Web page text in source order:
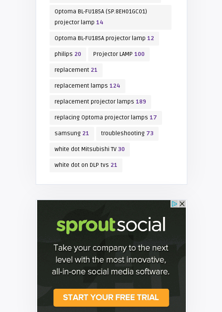
Optoma BL-FU185A (SP.8EH01GC01)
projector lamp 14
Optoma BL-FU185A projector lamp 12
philips 20 Projector LAMP 100
replacement21
replacement lamps 124
replacement projector lamps 189
replacing Optoma projector lamps 17
samsung21 troubleshooting73
white dot Mitsubishi TV30
white dot on DLP tvs 21